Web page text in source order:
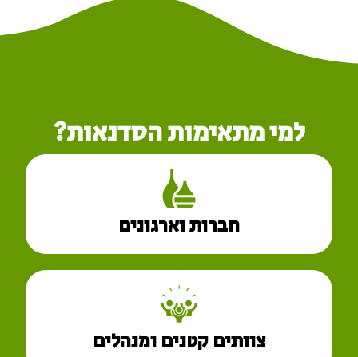
למי מתאימות הסדנאות?
חברות וארגונים
צוותים קטנים ומנהלים